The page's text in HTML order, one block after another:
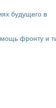
будущего в
фронту и